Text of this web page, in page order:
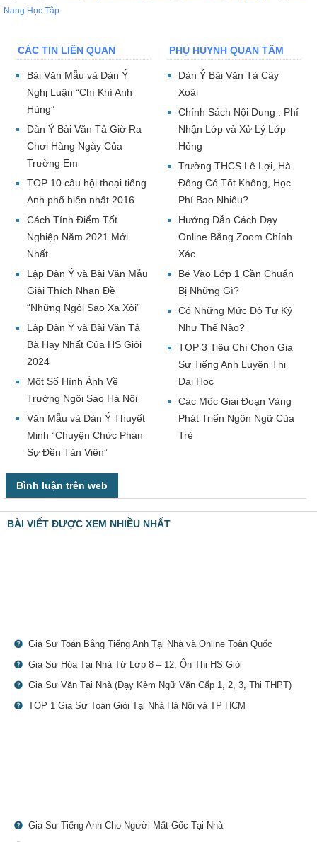
Nang Học Tập
CÁC TIN LIÊN QUAN
Bài Văn Mẫu và Dàn Ý
Nghị Luận “Chí Khí Anh
Hùng”
Dàn Ý Bài Văn Tả Giờ Ra
Chơi Hàng Ngày Của
Trường Em
TOP 10 câu hội thoại tiếng
Anh phổ biến nhất 2016
Cách Tính Điểm Tốt
Nghiệp Năm 2021 Mới
Nhất
Lập Dàn Ý và Bài Văn Mẫu
Giải Thích Nhan Đề
“Những Ngôi Sao Xa Xôi”
Lập Dàn Ý và Bài Văn Tả
Bà Hay Nhất Của HS Giỏi
2024
Một Số Hình Ảnh Về
Trường Ngôi Sao Hà Nội
Văn Mẫu và Dàn Ý Thuyết
Minh “Chuyện Chức Phán
Sự Đền Tản Viên”
PHỤ HUYNH QUAN TÂM
Dàn Ý Bài Văn Tả Cây
Xoài
Chính Sách Nội Dung : Phí
Nhận Lớp và Xử Lý Lớp
Hỏng
Trường THCS Lê Lợi, Hà
Đông Có Tốt Không, Học
Phí Bao Nhiêu?
Hướng Dẫn Cách Dạy
Online Bằng Zoom Chính
Xác
Bé Vào Lớp 1 Cần Chuẩn
Bị Những Gì?
Có Những Mức Độ Tự Kỷ
Như Thế Nào?
TOP 3 Tiêu Chí Chọn Gia
Sư Tiếng Anh Luyện Thi
Đại Học
Các Mốc Giai Đoạn Vàng
Phát Triển Ngôn Ngữ Của
Trẻ
Bình luận trên web
BÀI VIẾT ĐƯỢC XEM NHIỀU NHẤT
Gia Sư Toán Bằng Tiếng Anh Tại Nhà và Online Toàn Quốc
Gia Sư Hóa Tại Nhà Từ Lớp 8 – 12, Ôn Thi HS Giỏi
Gia Sư Văn Tại Nhà (Dạy Kèm Ngữ Văn Cấp 1, 2, 3, Thi THPT)
TOP 1 Gia Sư Toán Giỏi Tại Nhà Hà Nội và TP HCM
Gia Sư Tiếng Anh Cho Người Mất Gốc Tại Nhà